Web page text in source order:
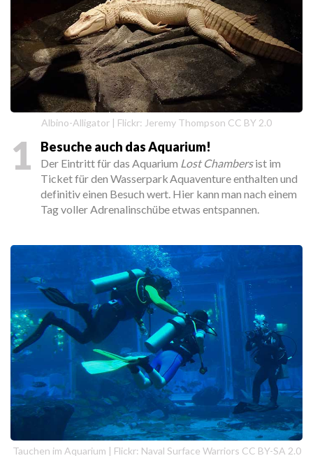
Albino-Alligator | Flickr: Jeremy Thompson CC BY 2.0
1 Besuche auch das Aquarium!
Der Eintritt für das Aquarium Lost Chambersist im
Ticket für den Wasserpark Aquaventure enthalten und
definitiv einen Besuch wert. Hier kann man nach einem
Tag voller Adrenalinschübe etwas entspannen.
Tauchen im Aquarium | Flickr: Naval Surface Warriors CC BY-SA 2.0